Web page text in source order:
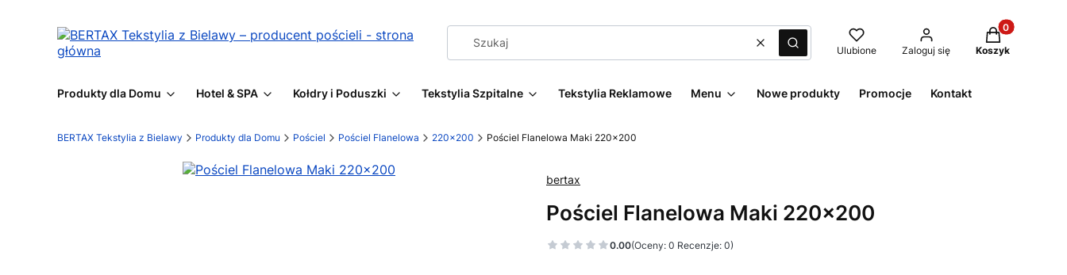
WyczyśćSzukaj Ulubione Zaloguj się
Produkty w
Koszyk
Produkty dla Domu Hotel & SPA Kołdry i Poduszki Tekstylia Szpitalne Tekstylia Reklamowe Menu Nowe produkty Promocje Kontakt
BERTAX Tekstylia z Bielawy Produkty dla Domu Pościel Pościel Flanelowa 220x200 Pościel Flanelowa Maki 220x200
bertax
Pościel Flanelowa Maki 220x200
0.00(Oceny: 0 Recenzje: 0)